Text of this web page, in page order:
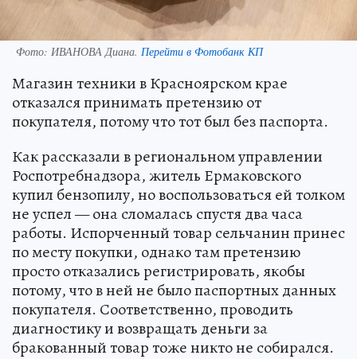
Фото: ИВАНОВА Диана. Перейти в Фотобанк КП
Магазин техники в Красноярском крае
отказался принимать претензию от
покупателя, потому что тот был без паспорта.
Как рассказали в региональном управлении
Роспотребнадзора, житель Ермаковского
купил бензопилу, но воспользоваться ей толком
не успел — она сломалась спустя два часа
работы. Испорченный товар сельчанин принес
по месту покупки, однако там претензию
просто отказались регистрировать, якобы
потому, что в ней не было паспортных данных
покупателя. Соответственно, проводить
диагностику и возвращать деньги за
бракованный товар тоже никто не собирался.